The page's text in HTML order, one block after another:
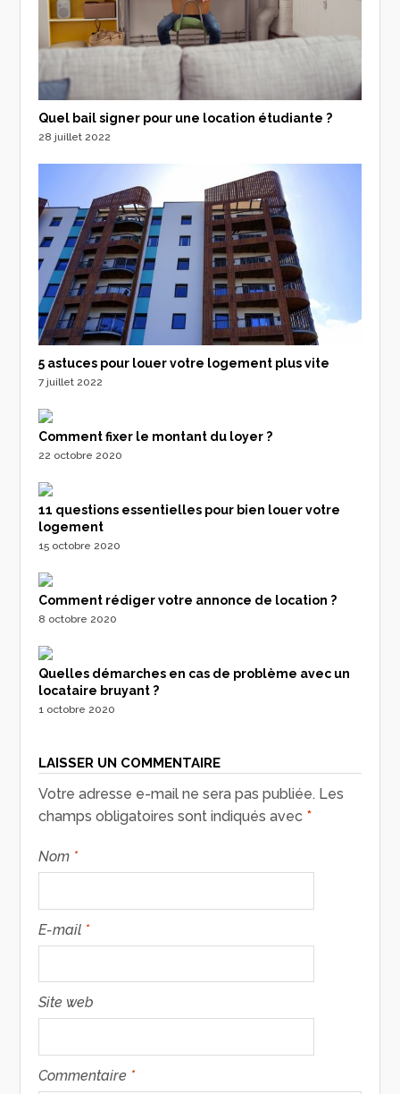
Quel bail signer pour une location étudiante ?
28 juillet 2022
5 astuces pour louer votre logement plus vite
7 juillet 2022
Comment fixer le montant du loyer ?
22 octobre 2020
11 questions essentielles pour bien louer votre
logement
15 octobre 2020
Comment rédiger votre annonce de location ?
8 octobre 2020
Quelles démarches en cas de problème avec un
locataire bruyant ?
1 octobre 2020
LAISSER UN COMMENTAIRE
Votre adresse e-mail ne sera pas publiée. Les
champs obligatoires sont indiqués avec *
Nom *
E-mail *
Site web
Commentaire *